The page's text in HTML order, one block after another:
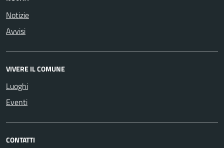
Notizie
Avvisi
VIVERE IL COMUNE
Luoghi
Eventi
CONTATTI